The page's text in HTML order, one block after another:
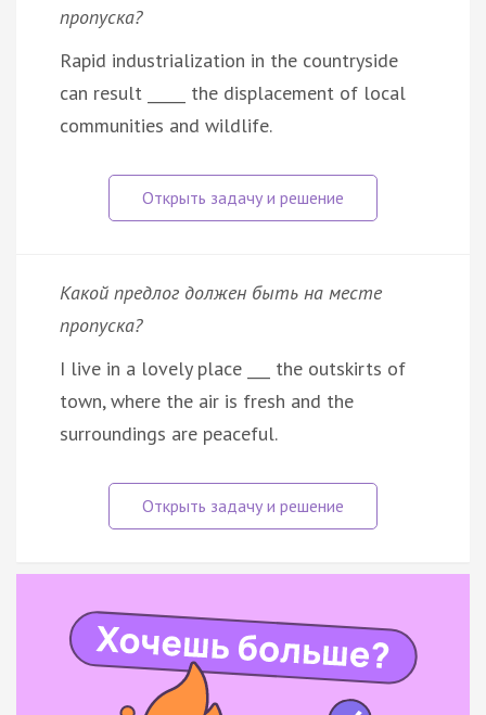
пропуска?
Rapid industrialization in the countryside
can result _____ the displacement of local
communities and wildlife.
Какой предлог должен быть на месте
пропуска?
I live in a lovely place ___ the outskirts of
town, where the air is fresh and the
surroundings are peaceful.